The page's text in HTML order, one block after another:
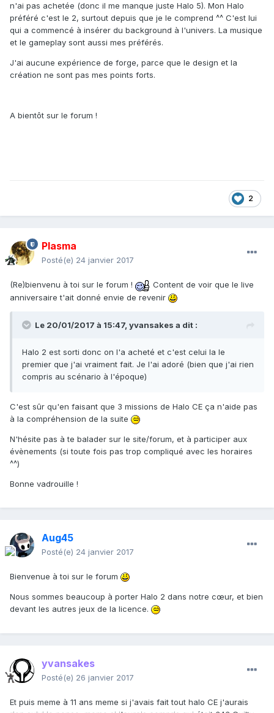
n'ai pas achetée (donc il me manque juste Halo 5). Mon Halo
préféré c'est le 2, surtout depuis que je le comprend ^^ C'est lui
qui a commencé à insérer du background à l'univers. La musique
et le gameplay sont aussi mes préférés.
J'ai aucune expérience de forge, parce que le design et la
création ne sont pas mes points forts.
A bientôt sur le forum !
2
Plasma
Posté(e) 24 janvier 2017
(Re)bienvenu à toi sur le forum !
Content de voir que le live
anniversaire t'ait donné envie de revenir
Le 20/01/2017 à 15:47, yvansakes a dit :
Halo 2 est sorti donc on l'a acheté et c'est celui la le
premier que j'ai vraiment fait. Je l'ai adoré (bien que j'ai rien
compris au scénario à l'époque)
C'est sûr qu'en faisant que 3 missions de Halo CE ça n'aide pas
à la compréhension de la suite
N'hésite pas à te balader sur le site/forum, et à participer aux
évènements (si toute fois pas trop compliqué avec les horaires
^^)
Bonne vadrouille !
Aug45
Posté(e) 24 janvier 2017
Bienvenue à toi sur le forum
Nous sommes beaucoup à porter Halo 2 dans notre cœur, et bien
devant les autres jeux de la licence.
yvansakes
Posté(e) 26 janvier 2017
Et puis meme à 11 ans meme si j'avais fait tout halo CE j'aurais